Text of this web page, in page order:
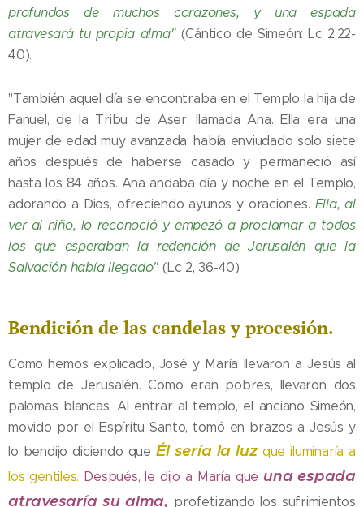
profundos de muchos corazones, y una espada
atravesará tu propia alma" (Cántico de Simeón: Lc 2,22-
40).
"También aquel día se encontraba en el Templo la hija de
Fanuel, de la Tribu de Aser, llamada Ana. Ella era una
mujer de edad muy avanzada; había enviudado solo siete
años después de haberse casado y permaneció así
hasta los 84 años. Ana andaba día y noche en el Templo,
adorando a Dios, ofreciendo ayunos y oraciones. Ella, al
ver al niño, lo reconoció y empezó a proclamar a todos
los que esperaban la redención de Jerusalén que la
Salvación había llegado" (Lc 2, 36-40)
Bendición de las candelas y procesión.
Como hemos explicado, José y María llevaron a Jesús al
templo de Jerusalén. Como eran pobres, llevaron dos
palomas blancas. Al entrar al templo, el anciano Simeón,
movido por el Espíritu Santo, tomó en brazos a Jesús y
lo bendijo diciendo queÉl sería la luz que iluminaría a
los gentiles. Después, le dijo a María que una espada
atravesaría su alma, profetizando los sufrimientos